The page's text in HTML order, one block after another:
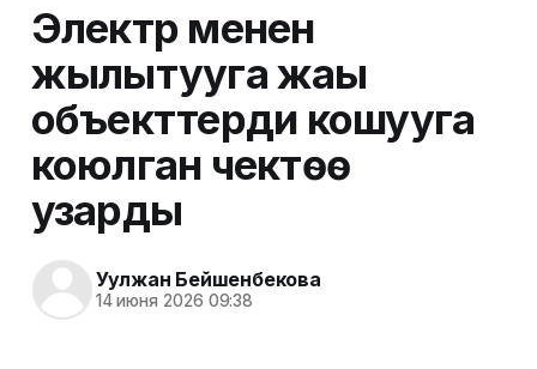
Электр менен
жылытууга жаңы
объекттерди кошууга
коюлган чектөө
узарды
Уулжан Бейшенбекова
14 июня 2026 09:38